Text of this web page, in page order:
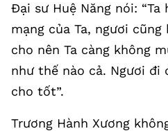
Đại sư Huệ Năng nói:
mạng của Ta, ngươi
cho nên Ta càng không
như thế nào cả. Ngươi đi
cho tốt”.
Trương Hành Xương